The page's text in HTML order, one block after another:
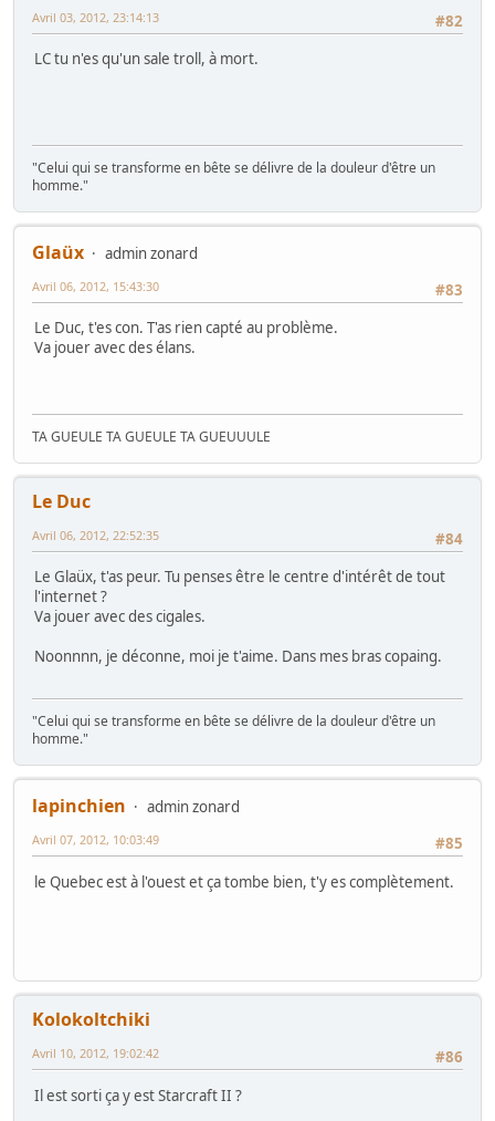
#82
Avril 03, 2012, 23:14:13
LC tu n'es qu'un sale troll, à mort.
"Celui qui se transforme en bête se délivre de la douleur d'être un
homme."
Glaüx
admin zonard
#83
Avril 06, 2012, 15:43:30
Le Duc, t'es con. T'as rien capté au problème.
Va jouer avec des élans.
TA GUEULE TA GUEULE TA GUEUUULE
Le Duc
#84
Avril 06, 2012, 22:52:35
Le Glaüx, t'as peur. Tu penses être le centre d'intérêt de tout
l'internet ?
Va jouer avec des cigales.
Noonnnn, je déconne, moi je t'aime. Dans mes bras copaing.
"Celui qui se transforme en bête se délivre de la douleur d'être un
homme."
lapinchien
admin zonard
#85
Avril 07, 2012, 10:03:49
le Quebec est à l'ouest et ça tombe bien, t'y es complètement.
Kolokoltchiki
#86
Avril 10, 2012, 19:02:42
Il est sorti ça y est Starcraft II ?